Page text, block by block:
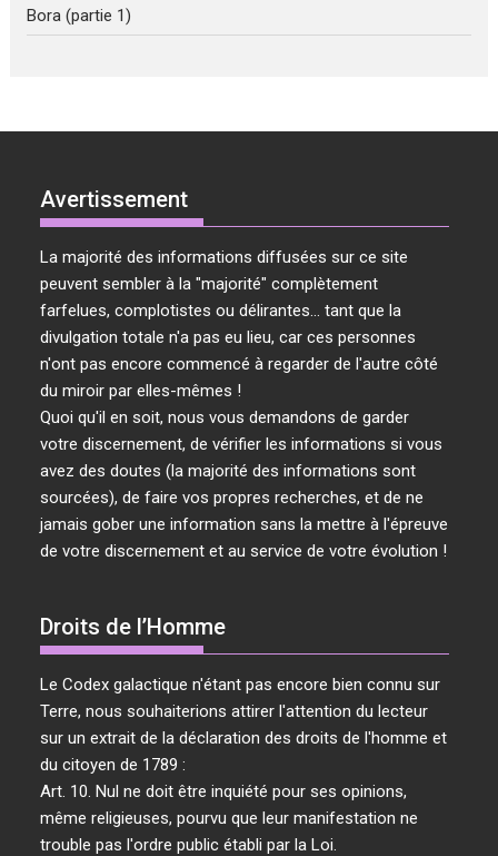
Bora (partie 1)
Avertissement
La majorité des informations diffusées sur ce site
peuvent sembler à la "majorité" complètement
farfelues, complotistes ou délirantes... tant que la
divulgation totale n'a pas eu lieu, car ces personnes
n'ont pas encore commencé à regarder de l'autre côté
du miroir par elles-mêmes !
Quoi qu'il en soit, nous vous demandons de garder
votre discernement, de vérifier les informations si vous
avez des doutes (la majorité des informations sont
sourcées), de faire vos propres recherches, et de ne
jamais gober une information sans la mettre à l'épreuve
de votre discernement et au service de votre évolution !
Droits de l’Homme
Le Codex galactique n'étant pas encore bien connu sur
Terre, nous souhaiterions attirer l'attention du lecteur
sur un extrait de la déclaration des droits de l'homme et
du citoyen de 1789 :
Art. 10. Nul ne doit être inquiété pour ses opinions,
même religieuses, pourvu que leur manifestation ne
trouble pas l'ordre public établi par la Loi.